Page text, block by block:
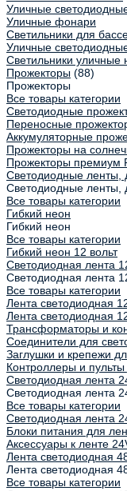
Уличные
Уличные фонари
Светильники для
Уличные
Светильники уличные
Прожекторы (88)
Прожекторы
Все товары категории
Светодиодные
Переносные
Аккумуляторные
Прожекторы на
Прожекторы премиум
Светодиодные ленты,
Светодиодные ленты,
Все товары категории
Гибкий неон
Гибкий неон
Все товары категории
Гибкий неон 12 вольт
Светодиодная лента
Светодиодная лента
Все товары категории
Лента светодиодная
Лента светодиодная
Трансформаторы и
Соединители для
Заглушки и крепежи
Контроллеры и
Светодиодная лента
Светодиодная лента
Все товары категории
Светодиодная лента
Блоки питания для
Аксессуары к ленте
Лента светодиодная
Лента светодиодная
Все товары категории